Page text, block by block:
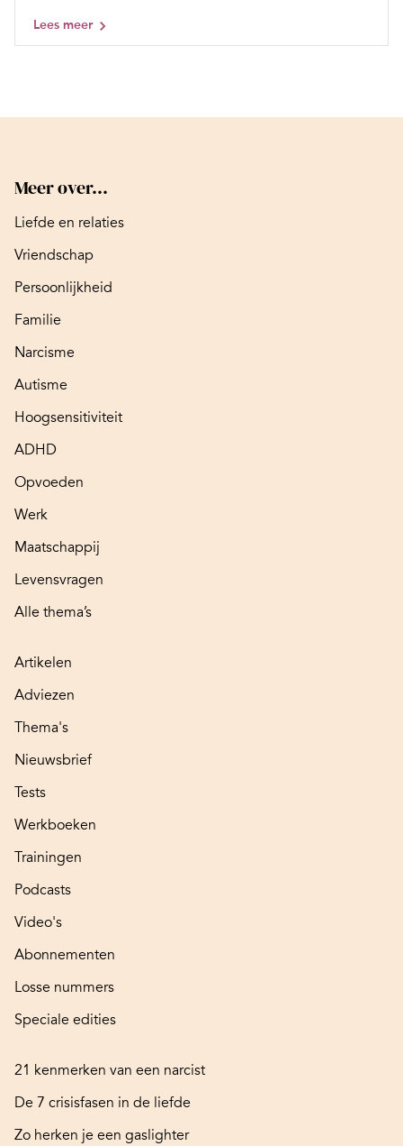
Lees meer
Meer over...
Liefde en relaties
Vriendschap
Persoonlijkheid
Familie
Narcisme
Autisme
Hoogsensitiviteit
ADHD
Opvoeden
Werk
Maatschappij
Levensvragen
Alle thema’s
Artikelen
Adviezen
Thema's
Nieuwsbrief
Tests
Werkboeken
Trainingen
Podcasts
Video's
Abonnementen
Losse nummers
Speciale edities
21 kenmerken van een narcist
De 7 crisisfasen in de liefde
Zo herken je een gaslighter